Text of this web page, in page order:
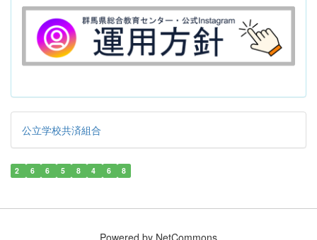
公立学校共済組合
2 6 6 5 8 4 6 8